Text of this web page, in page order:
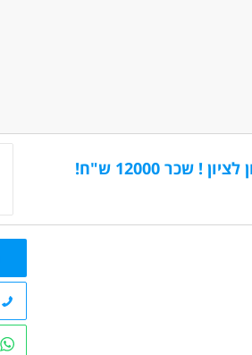
שכר 12000 ש"ח!